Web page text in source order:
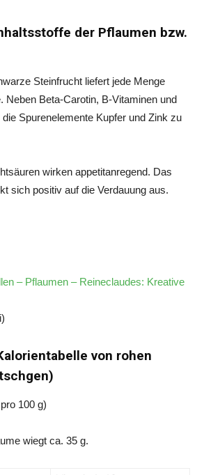
der Pflaumen bzw.
Steinfrucht liefert jede Menge
Neben Beta-Carotin, B-Vitaminen und
Spurenelemente Kupfer und Zink zu
wirken appetitanregend. Das
sich positiv auf die Verdauung aus.
– Pflaumen – Reineclaudes: Kreative
von rohen
100 g)
wiegt ca. 35 g.